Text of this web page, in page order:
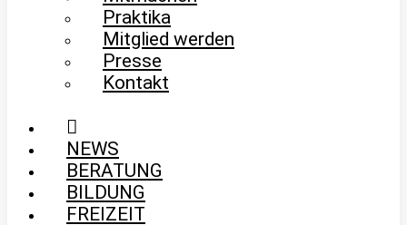
Praktika
Mitglied werden
Presse
Kontakt
NEWS
BERATUNG
BILDUNG
FREIZEIT